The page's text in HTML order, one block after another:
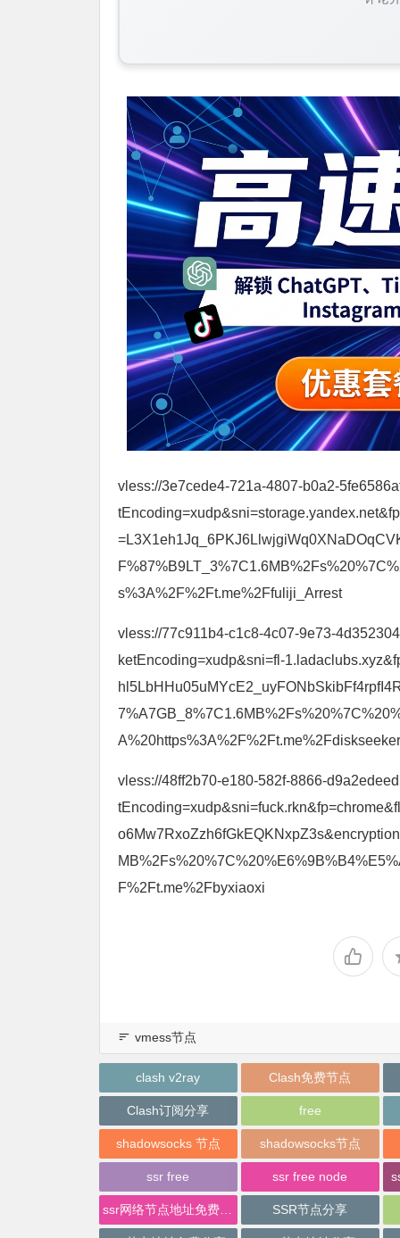
vless://3e7cede4-721a-4807-b0a2-
s%3A%2F%2Ft.me%2Ffuliji_Arrest
vless://77c911b4-c1c8-4c07-9e73-
ketEncoding=xudp&sni=fl-
A%20https%3A%2F%2Ft.me%2Fdiskseeker
vless://48ff2b70-e180-582f-8866-
F%2Ft.me%2Fbyxiaoxi
vmess节点
clash v2ray Clash免费节点
Clash订阅分享 free
shadowsocks 节点 shadowsocks节点
ssr free ssr free node
SSR节点分享